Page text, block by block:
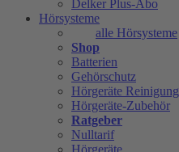
Delker Plus-Abo
Hörsysteme
alle Hörsysteme
Shop
Batterien
Gehörschutz
Hörgeräte Reinigung
Hörgeräte-Zubehör
Ratgeber
Nulltarif
Hörgeräte